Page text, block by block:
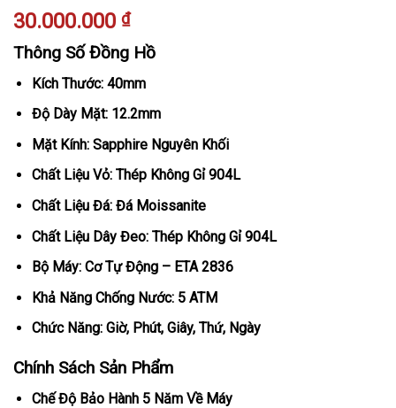
30.000.000 ₫
Thông Số Đồng Hồ
Kích Thước: 40mm
Độ Dày Mặt: 12.2mm
Mặt Kính: Sapphire Nguyên Khối
Chất Liệu Vỏ: Thép Không Gỉ 904L
Chất Liệu Đá: Đá Moissanite
Chất Liệu Dây Đeo: Thép Không Gỉ 904L
Bộ Máy: Cơ Tự Động – ETA 2836
Khả Năng Chống Nước: 5 ATM
Chức Năng: Giờ, Phút, Giây, Thứ, Ngày
Chính Sách Sản Phẩm
Chế Độ Bảo Hành 5 Năm Về Máy